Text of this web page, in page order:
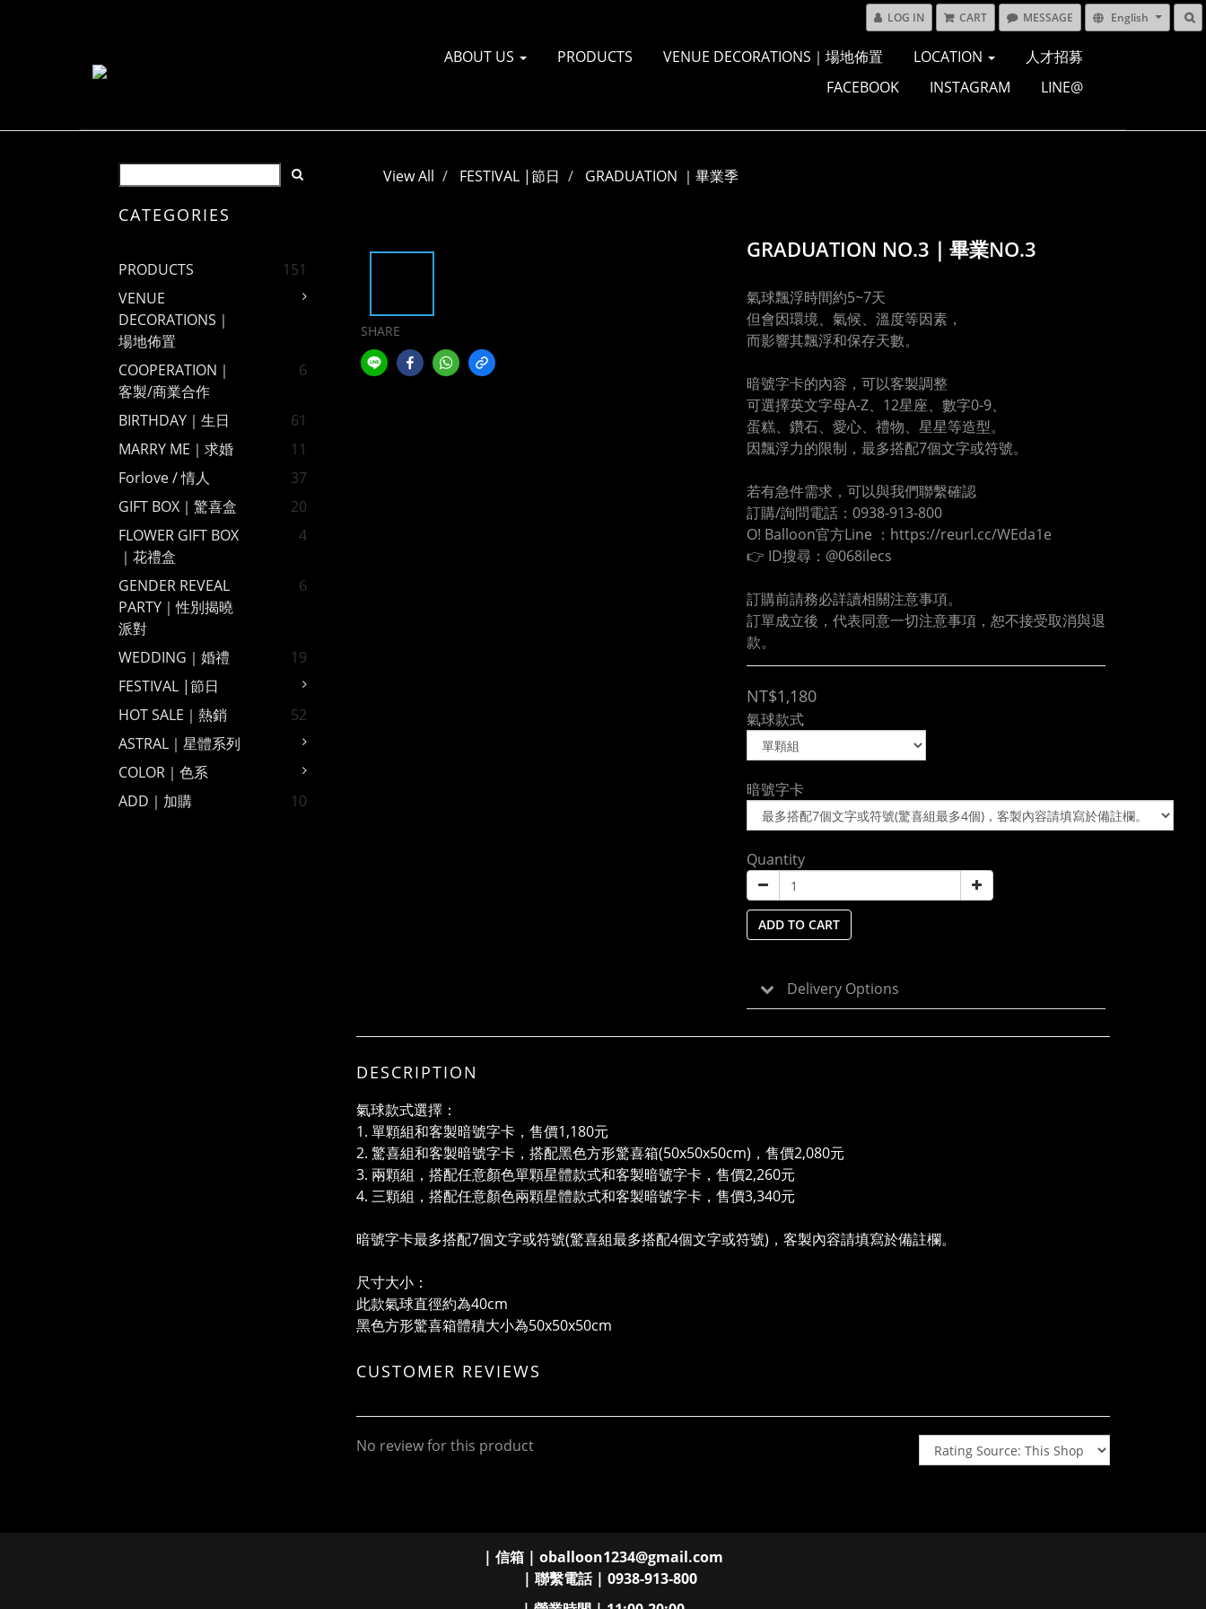
LOG IN CART MESSAGE English
ABOUT US PRODUCTS VENUE DECORATIONS｜場地佈置 LOCATION
人才招募
FACEBOOK
INSTAGRAM LINE@
CATEGORIES
PRODUCTS
151
VENUE
DECORATIONS｜
場地佈置
COOPERATION｜
客製/商業合作
6
BIRTHDAY｜生日
61
MARRY ME｜求婚
11
Forlove / 情人
37
GIFT BOX｜驚喜盒
20
FLOWER GIFT BOX
｜花禮盒
4
GENDER REVEAL
PARTY｜性別揭曉
派對
6
WEDDING｜婚禮
19
FESTIVAL |節日
HOT SALE｜熱銷
52
ASTRAL｜星體系列
COLOR｜色系
ADD｜加購
10
View All FESTIVAL |節日 GRADUATION ｜畢業季
SHARE
GRADUATION NO.3｜畢業NO.3
氣球飄浮時間約5~7天
但會因環境、氣候、溫度等因素，
而影響其飄浮和保存天數。
暗號字卡的內容，可以客製調整
可選擇英文字母A-Z、12星座、數字0-9、
蛋糕、鑽石、愛心、禮物、星星等造型。
因飄浮力的限制，最多搭配7個文字或符號。
若有急件需求，可以與我們聯繫確認
訂購/詢問電話：0938-913-800
O! Balloon官方Line ：https://reurl.cc/WEda1e
👉 ID搜尋：@068ilecs
訂購前請務必詳讀相關注意事項。
訂單成立後，代表同意一切注意事項，恕不接受取消與退
款。
NT$1,180
氣球款式
暗號字卡
Quantity
ADD TO CART
Delivery Options
DESCRIPTION
氣球款式選擇：
1. 單顆組和客製暗號字卡，售價1,180元
2. 驚喜組和客製暗號字卡，搭配黑色方形驚喜箱(50x50x50cm)，售價2,080元
3. 兩顆組，搭配任意顏色單顆星體款式和客製暗號字卡，售價2,260元
4. 三顆組，搭配任意顏色兩顆星體款式和客製暗號字卡，售價3,340元
暗號字卡最多搭配7個文字或符號(驚喜組最多搭配4個文字或符號)，客製內容請填寫於備註欄。
尺寸大小：
此款氣球直徑約為40cm
黑色方形驚喜箱體積大小為50x50x50cm
CUSTOMER REVIEWS
No review for this product
| 信箱 | oballoon1234@gmail.com
| 聯繫電話 | 0938-913-800